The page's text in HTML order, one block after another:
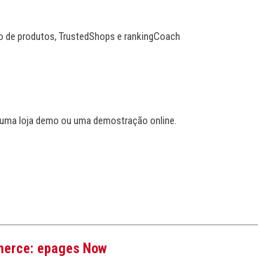
produtos, TrustedShops e rankingCoach
loja demo ou uma demostração online.
epages Now